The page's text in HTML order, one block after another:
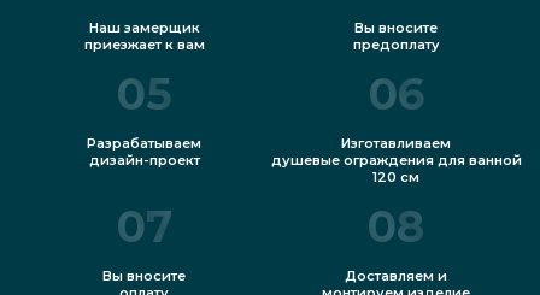
Наш замерщик
приезжает к вам
Вы вносите
предоплату
05
Разрабатываем
дизайн-проект
06
Изготавливаем
душевые ограждения для ванной
120 см
07
Вы вносите
08
Доставляем и